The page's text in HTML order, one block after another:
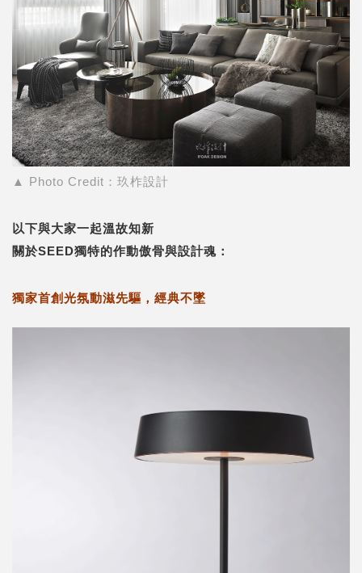
▲ Photo Credit：玖柞設計
以下與大家一起溫故知新
關於SEED獨特的作動傲骨與設計魂：
獨家首創光氛動滋先驅，經典不墜